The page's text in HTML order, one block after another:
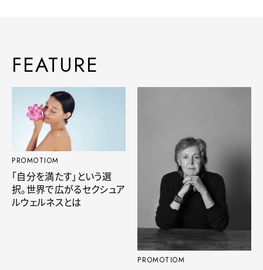
FEATURE
PROMOTIOM
「自分を満たす」という選
択。世界で広がるセクシュア
ルウェルネスとは
PROMOTIOM